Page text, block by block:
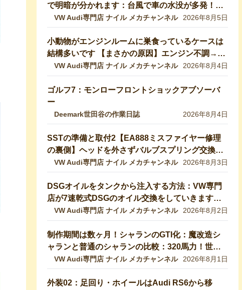
で明暗が分かれます：台風で車の水没が多発！冠
水車の見分け方や注意ポイントをVW専門店が解
説していきます！【VW修理】
VW Audi専門店 ナイル メカチャンネル 2026年8月5日
小動物がエンジンルームに巣食っているケースは
結構多いです 【まさかの原因】エンジン不調→開
けたら小動物の巣だった… 【VW修理】
VW Audi専門店 ナイル メカチャンネル 2026年8月4日
ゴルフ7：モンローフロントショックアブソーバ
ー
Deemark世田谷の作業日誌 2026年8月4日
SSTの準備と取付2【EA888ミスファイヤー修理
の裏側】ヘッドを外さずバルブスプリング交換！
特殊工具で行う実作業を完全公開 【VW修理】
VW Audi専門店 ナイル メカチャンネル 2026年8月3日
DSGオイルをタンクから注入する方法：VW専門
店が7速乾式DSGのオイル交換をしていきます！
DQ200【VW修理】
VW Audi専門店 ナイル メカチャンネル 2026年8月2日
制作期間は数ヶ月！シャランのGTI化：魔改造シ
ャランと普通のシャランの比較：320馬力！世界
最速のシャランをVW専門店が生み出したので紹
介します！ 【VW修理】
VW Audi専門店 ナイル メカチャンネル 2026年8月1日
外装02：足回り・ホイールはAudi RS6から移